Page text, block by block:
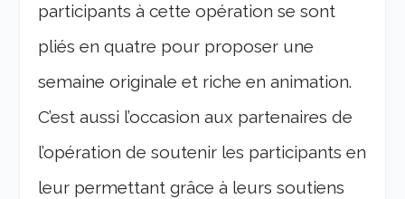
participants à cette opération se sont
pliés en quatre pour proposer une
semaine originale et riche en animation.
C’est aussi l’occasion aux partenaires de
l’opération de soutenir les participants en
leur permettant grâce à leurs soutiens